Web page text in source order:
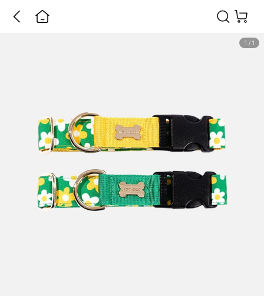
1 / 1